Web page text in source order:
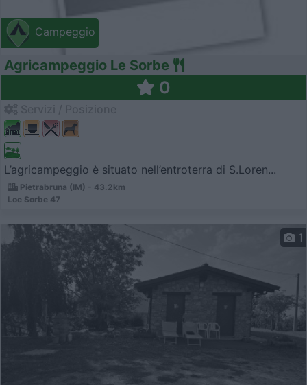
Campeggio
Agricampeggio Le Sorbe
0
L’agricampeggio è situato nell’entroterra di S.Loren...
Pietrabruna (IM) - 43.2km
Loc Sorbe 47
1